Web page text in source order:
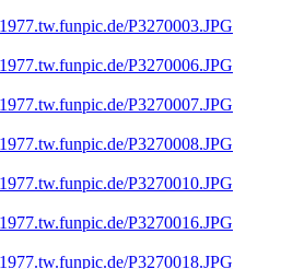
P3270003.JPG
P3270006.JPG
P3270007.JPG
P3270008.JPG
P3270010.JPG
P3270016.JPG
P3270018.JPG